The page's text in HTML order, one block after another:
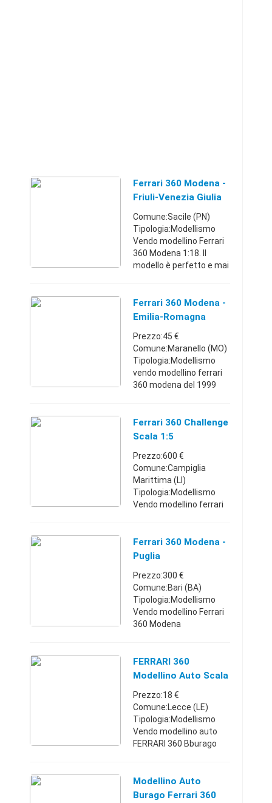
Ferrari 360 Modena -
Friuli-Venezia Giulia
Comune:Sacile (PN)
Tipologia:Modellismo
Vendo modellino Ferrari
360 Modena 1:18. Il
modello è perfetto e mai
intenditori, raro. € 20
Friuli-Venezia Giulia333 ...
Ferrari 360 Modena -
Emilia-Romagna
Prezzo:45 €
Comune:Maranello (MO)
Tipologia:Modellismo
vendo modellino ferrari
360 modena del 1999
Romagna392716688545
€
Ferrari 360 Challenge
Scala 1:5
Prezzo:600 €
Comune:Campiglia
Marittima (LI)
Tipologia:Modellismo
Vendo modellino ferrari
é completamente
nuova. Vendo perché in
Ferrari 360 Modena -
Puglia
Prezzo:300 €
Comune:Bari (BA)
Tipologia:Modellismo
Vendo modellino Ferrari
360 Modena
fascicoli per pezzi di
ricambio ancora
€300Puglia33961528273
00 ...
FERRARI 360
Modellino Auto Scala
1:18
Prezzo:18 €
Comune:Lecce (LE)
Tipologia:Modellismo
Vendo modellino auto
FERRARI 360 Bburago
disponibile anche
FERRARI F50 potete
Modellino Auto
Burago Ferrari 360